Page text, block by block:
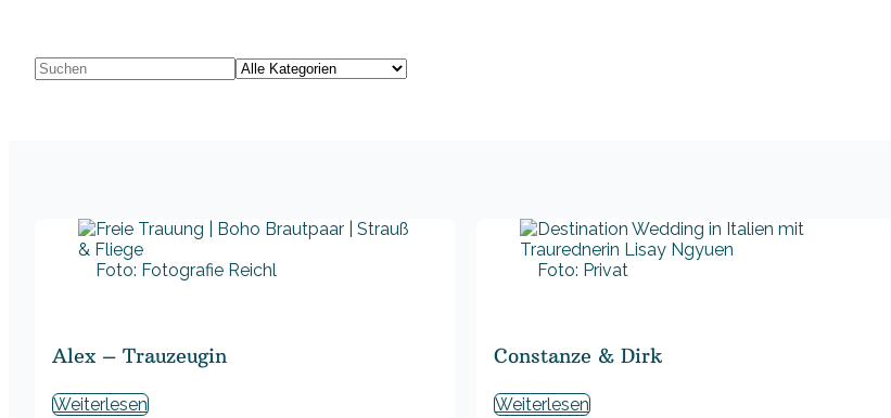
Foto: Fotografie Reichl
Alex – Trauzeugin
Weiterlesen
Foto: Privat
Constanze & Dirk
Weiterlesen